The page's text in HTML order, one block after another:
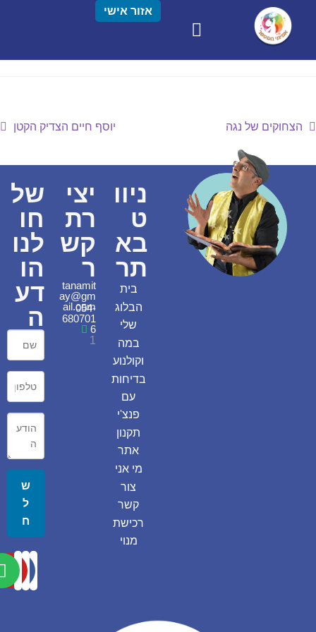
אזור אישי
הצחוקים של נגה יוסף חיים הצדיק הקטן
ניוו
ט
בא
תר
בית
הבלוג
שלי
במה
וקולנוע
בדיחות
עם
פנצ'י
תקנון
אתר
מי אני
צור
קשר
רכישת
מנוי
יצי
רת
קש
ר
tanamit
ay@gm
ail.com
054-
680701
6
1
של
חו
לנו
הו
דע
ה
ש
ל
ח